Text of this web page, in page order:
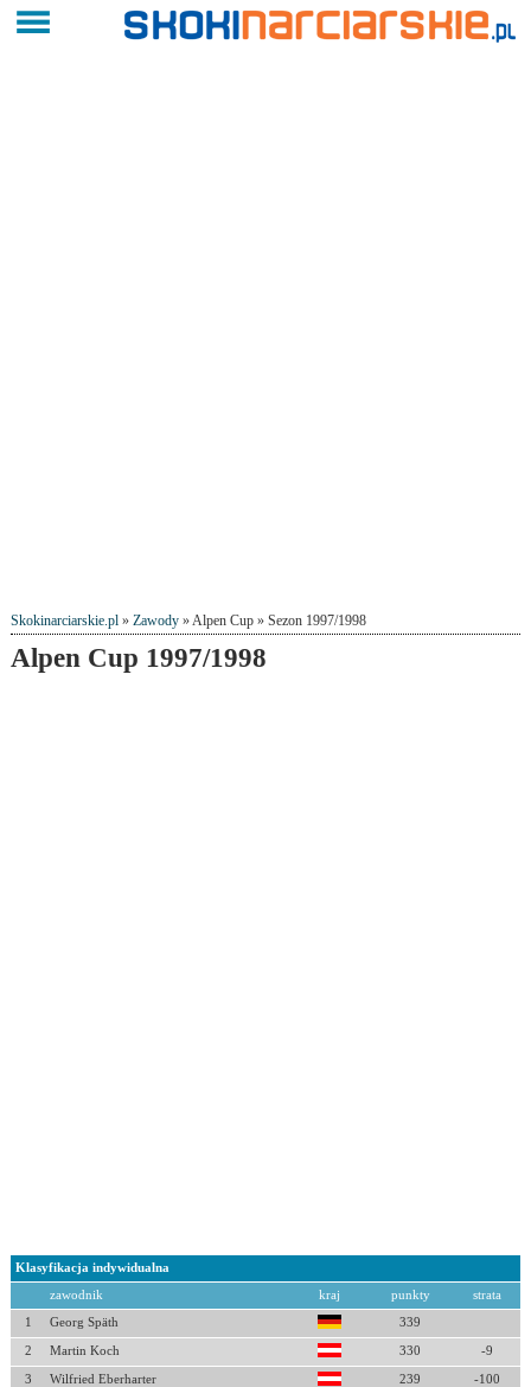
Skokinarciarskie.pl» Zawody» Alpen Cup » Sezon 1997/1998
Alpen Cup 1997/1998
Klasyfikacja indywidualna
zawodnik kraj punkty strata
1 Georg Späth 339
2 Martin Koch 330 -9
3 Wilfried Eberharter 239 -100